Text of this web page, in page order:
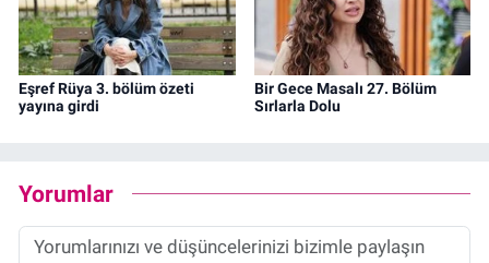
Eşref Rüya 3. bölüm özeti
yayına girdi
Bir Gece Masalı 27. Bölüm
Sırlarla Dolu
Yorumlar